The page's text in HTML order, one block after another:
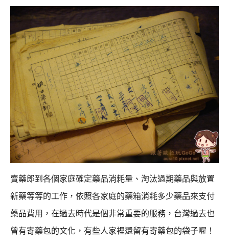
賣藥郎到各個家庭確定藥品消耗量、淘汰過期藥品與放置
新藥等等的工作， 依照各家庭的藥箱消耗多少藥品來支付
藥品費用，在過去時代是個非常重要的服務， 台灣過去也
曾有寄藥包的文化，有些人家裡還留有寄藥包的袋子喔！